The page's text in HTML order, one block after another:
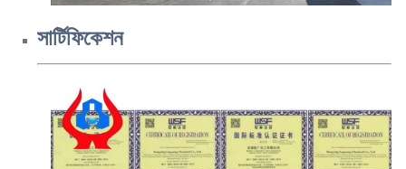
সার্টিফিকেশন